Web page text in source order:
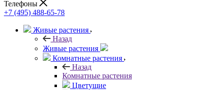
Телефоны
+7 (495) 488-65-78
Живые растения
Назад
Живые растения
Комнатные растения
Назад
Комнатные растения
Цветущие